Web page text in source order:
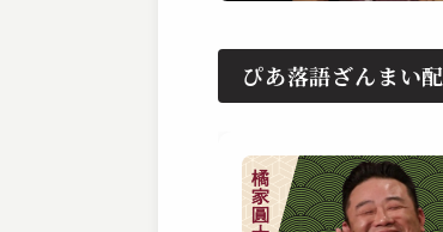
ぴあ落語ざんまい